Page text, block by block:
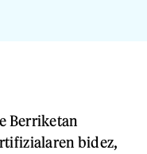
Berriketan
bidez,